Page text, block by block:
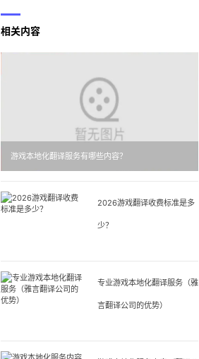
相关内容
游戏本地化翻译服务有哪些内容？
2026游戏翻译收费标准是多
少？
专业游戏本地化翻译服务（雅
言翻译公司的优势）